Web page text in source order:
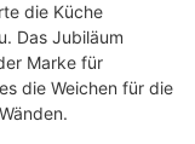
die Küche
Das Jubiläum
Marke für
die Weichen für die